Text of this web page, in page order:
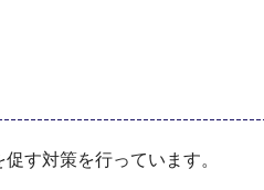
す対策を行っています。